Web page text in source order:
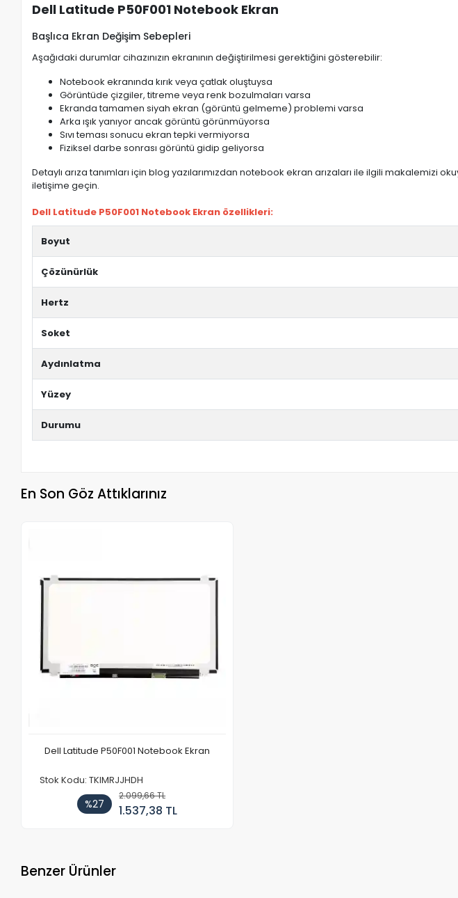
Dell Latitude P50F001 Notebook Ekran
Başlıca Ekran Değişim Sebepleri
Aşağıdaki durumlar cihazınızın ekranının değiştirilmesi gerektiğini gösterebilir:
Notebook ekranında kırık veya çatlak oluştuysa
Görüntüde çizgiler, titreme veya renk bozulmaları varsa
Ekranda tamamen siyah ekran (görüntü gelmeme) problemi varsa
Arka ışık yanıyor ancak görüntü görünmüyorsa
Sıvı teması sonucu ekran tepki vermiyorsa
Fiziksel darbe sonrası görüntü gidip geliyorsa
Detaylı arıza tanımları için blog yazılarımızdan notebook ekran arızaları ile ilgili
iletişime geçin.
Dell Latitude P50F001 Notebook Ekran özellikleri:
Boyut
Çözünürlük
Hertz
Soket
Aydınlatma
Yüzey
Durumu
En Son Göz Attıklarınız
Dell Latitude P50F001 Notebook Ekran
Stok Kodu: TKIMRJJHDH
%27
2.099,66 TL
1.537,38 TL
Benzer Ürünler